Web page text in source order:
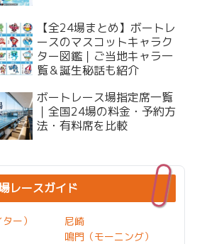
【全24場まとめ】ボートレ
ースのマスコットキャラク
ター図鑑｜ご当地キャラ一
覧＆誕生秘話も紹介
ボートレース場指定席一覧
｜全国24場の料金・予約方
法・有料席を比較
レースガイド
ー）
尼崎
鳴門（モーニング）